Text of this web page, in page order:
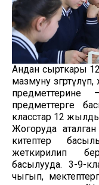
Андан сырткары
мазмуну
предметтерине
предметтерге
класстар 12
Жогоруда
китептер
жеткирилип
басылууда. 3-9-
чыгып,